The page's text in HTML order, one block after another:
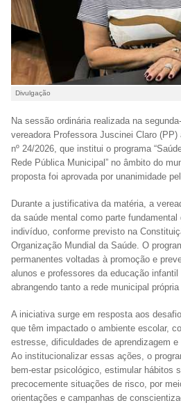
Divulgação
Na sessão ordinária realizada na
vereadora Professora Juscinei Claro
nº 24/2026, que institui o programa
Rede Pública Municipal” no âmbito do
proposta foi aprovada por unanimidade
Durante a justificativa da matéria, a
da saúde mental como parte fundamental
indivíduo, conforme previsto na
Organização Mundial da Saúde. O
permanentes voltadas à promoção e
alunos e professores da educação
abrangendo tanto a rede municipal
A iniciativa surge em resposta aos
que têm impactado o ambiente escolar,
estresse, dificuldades de aprendizagem
Ao institucionalizar essas ações, o
bem-estar psicológico, estimular hábitos
precocemente situações de risco, por
orientações e campanhas de